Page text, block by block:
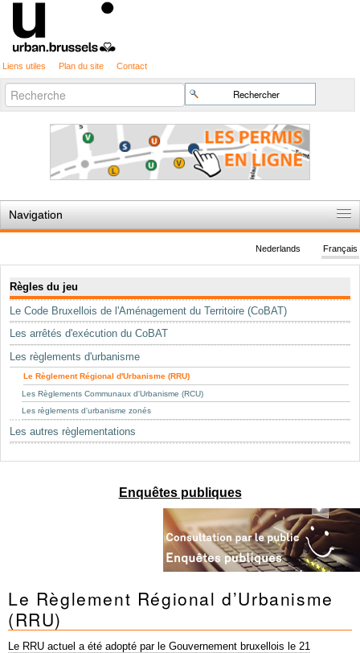
Liens utiles Plan du site Contact
Chercher par
Recherche
avancée…
Navigation
Règles du jeu
Permis d'urbanisme
Cartographie
Etudes et publications
Mots-clés
Renseignements urbanistiques
Français
Nederlands
Règles du jeu
Le Code Bruxellois de l'Aménagement du Territoire (CoBAT)
Les arrêtés d'exécution du CoBAT
Les règlements d'urbanisme
Le Règlement Régional d'Urbanisme (RRU)
Les Règlements Communaux d'Urbanisme (RCU)
Les règlements d'urbanisme zonés
Les autres règlementations
Enquêtes publiques
Le Règlement Régional d’Urbanisme
(RRU)
Le RRU actuel a été adopté par le Gouvernement bruxellois le 21